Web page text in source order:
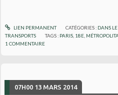
LIEN PERMANENT CATÉGORIES : DANS
TRANSPORTS
TAGS : PARIS 18E
1 COMMENTAIRE
07H00 13 MARS 2014